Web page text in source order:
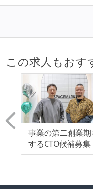
この求人もおす
事業の第二創業
するCTO候補募集